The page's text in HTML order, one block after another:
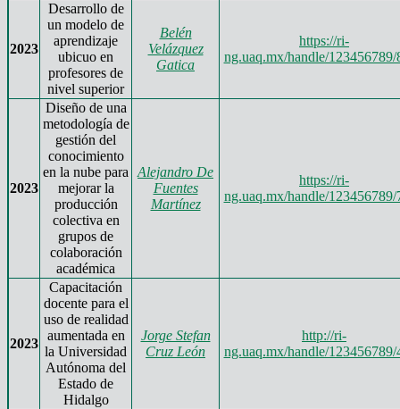
2023
Desarrollo de
un modelo de
aprendizaje
ubicuo en
profesores de
nivel superior
Belén
Velázquez
Gatica
https://ri-
ng.uaq.mx/handle/123456789/
2023
Diseño de una
metodología de
gestión del
conocimiento
en la nube para
mejorar la
producción
colectiva en
grupos de
colaboración
académica
Alejandro De
Fuentes
Martínez
https://ri-
ng.uaq.mx/handle/123456789/
2023
Capacitación
docente para el
uso de realidad
aumentada en
la Universidad
Autónoma del
Estado de
Hidalgo
Jorge Stefan
Cruz León
http://ri-
ng.uaq.mx/handle/123456789/